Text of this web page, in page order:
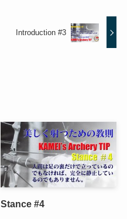
Introduction #3
Stance #4